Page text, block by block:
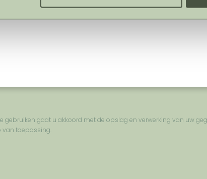
gebruiken gaat u akkoord met de opslag en verwerking van uw
van toepassing.